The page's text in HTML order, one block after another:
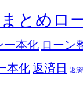
とめロ
一本化 ローン
本化返済日 返